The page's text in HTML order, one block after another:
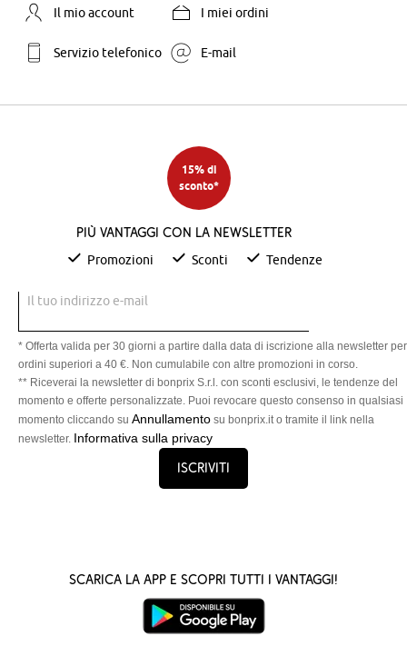
Il mio account I miei ordini
Servizio telefonico E-mail
15% di
sconto*
Più vantaggi con la newsletter
Promozioni Sconti Tendenze
Il tuo indirizzo e-mail
* Offerta valida per 30 giorni a partire dalla data di iscrizione alla newsletter per
ordini superiori a 40 €. Non cumulabile con altre promozioni in corso.
** Riceverai la newsletter di bonprix S.r.l. con sconti esclusivi, le tendenze del
momento e offerte personalizzate. Puoi revocare questo consenso in qualsiasi
momento cliccando su Annullamento su bonprix.it o tramite il link nella
newsletter. Informativa sulla privacy
Iscriviti
Scarica la App e scopri tutti i vantaggi!